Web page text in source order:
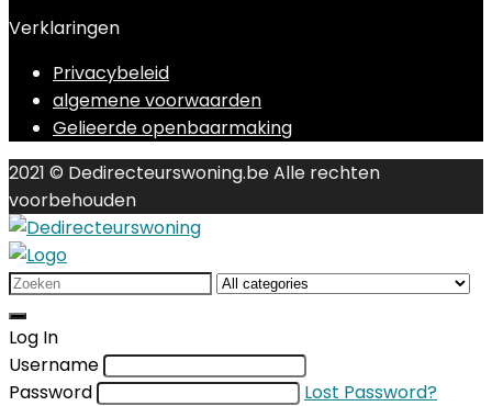
Verklaringen
Privacybeleid
algemene voorwaarden
Gelieerde openbaarmaking
2021 © Dedirecteurswoning.be Alle rechten
voorbehouden
Search
for:
Log In
Username
Password
Lost Password?